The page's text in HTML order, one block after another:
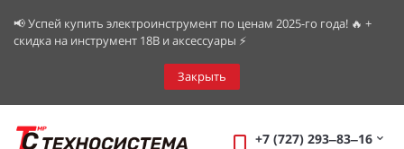
📢 Успей купить электроинструмент по ценам 2025-го года! 🔥 +
скидка на инструмент 18В и аксессуары ⚡️
Закрыть
+7 (727) 293‒83‒16